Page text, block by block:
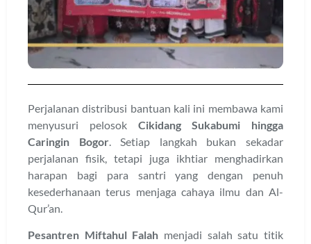
Perjalanan distribusi bantuan kali ini membawa kami
menyusuri pelosok Cikidang Sukabumi hingga
Caringin Bogor. Setiap langkah bukan sekadar
perjalanan fisik, tetapi juga ikhtiar menghadirkan
harapan bagi para santri yang dengan penuh
kesederhanaan terus menjaga cahaya ilmu dan Al-
Qur’an.
Pesantren Miftahul Falah menjadi salah satu titik